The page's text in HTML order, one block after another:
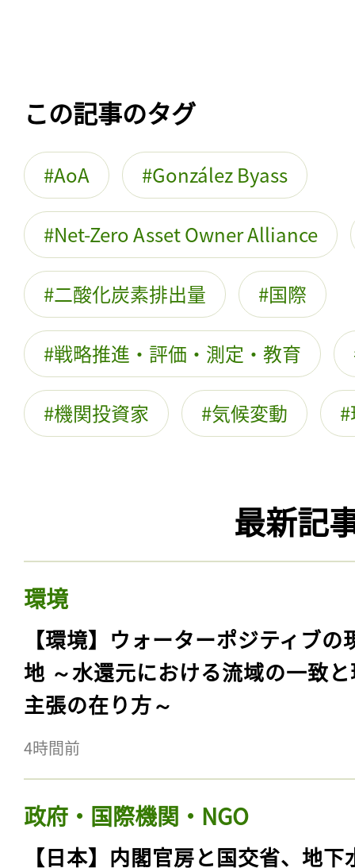
この記事のタグ
AoA González Byass
Net-Zero Asset Owner Alliance
二酸化炭素排出量 国際
戦略推進・評価・測定・教育
機関投資家 気候変動
最新記
環境
【環境】ウォーターポジティブの
地 ～水還元における流域の一致
主張の在り方～
4時間前
政府・国際機関・NGO
【日本】内閣官房と国交省、地下